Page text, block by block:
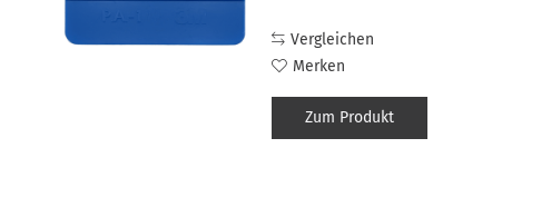
Vergleichen
Merken
Zum Produkt